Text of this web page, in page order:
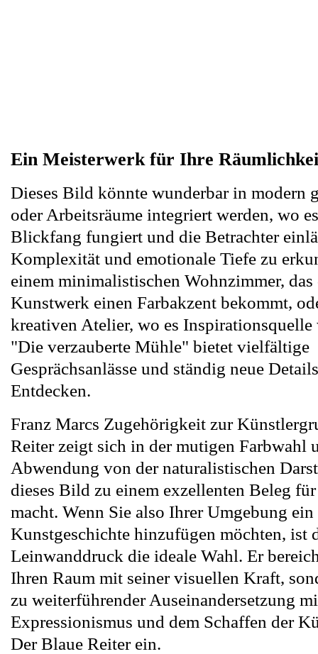
Ein Meisterwerk für Ihre
Dieses Bild könnte wunderbar in modern
oder Arbeitsräume integriert werden, wo
Blickfang fungiert und die Betrachter
Komplexität und emotionale Tiefe zu
einem minimalistischen Wohnzimmer, das
Kunstwerk einen Farbakzent bekommt,
kreativen Atelier, wo es Inspirationsquelle
"Die verzauberte Mühle" bietet vielfältige
Gesprächsanlässe und ständig neue
Entdecken.
Franz Marcs Zugehörigkeit zur
Reiter zeigt sich in der mutigen Farbwahl
Abwendung von der naturalistischen
dieses Bild zu einem exzellenten Beleg
macht. Wenn Sie also Ihrer Umgebung
Kunstgeschichte hinzufügen möchten, ist
Leinwanddruck die ideale Wahl. Er
Ihren Raum mit seiner visuellen Kraft,
zu weiterführender Auseinandersetzung
Expressionismus und dem Schaffen der
Der Blaue Reiter ein.